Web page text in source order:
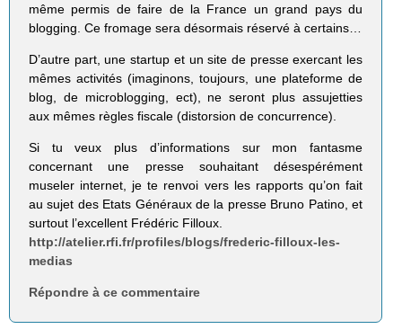
même permis de faire de la France un grand pays du
blogging. Ce fromage sera désormais réservé à certains…
D’autre part, une startup et un site de presse exercant les
mêmes activités (imaginons, toujours, une plateforme de
blog, de microblogging, ect), ne seront plus assujetties
aux mêmes règles fiscale (distorsion de concurrence).
Si tu veux plus d’informations sur mon fantasme
concernant une presse souhaitant désespérément
museler internet, je te renvoi vers les rapports qu’on fait
au sujet des Etats Généraux de la presse Bruno Patino, et
surtout l’excellent Frédéric Filloux.
http://atelier.rfi.fr/profiles/blogs/frederic-filloux-les-
medias
Répondre à ce commentaire